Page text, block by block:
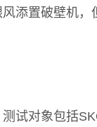
添置破壁机，
试对象包括